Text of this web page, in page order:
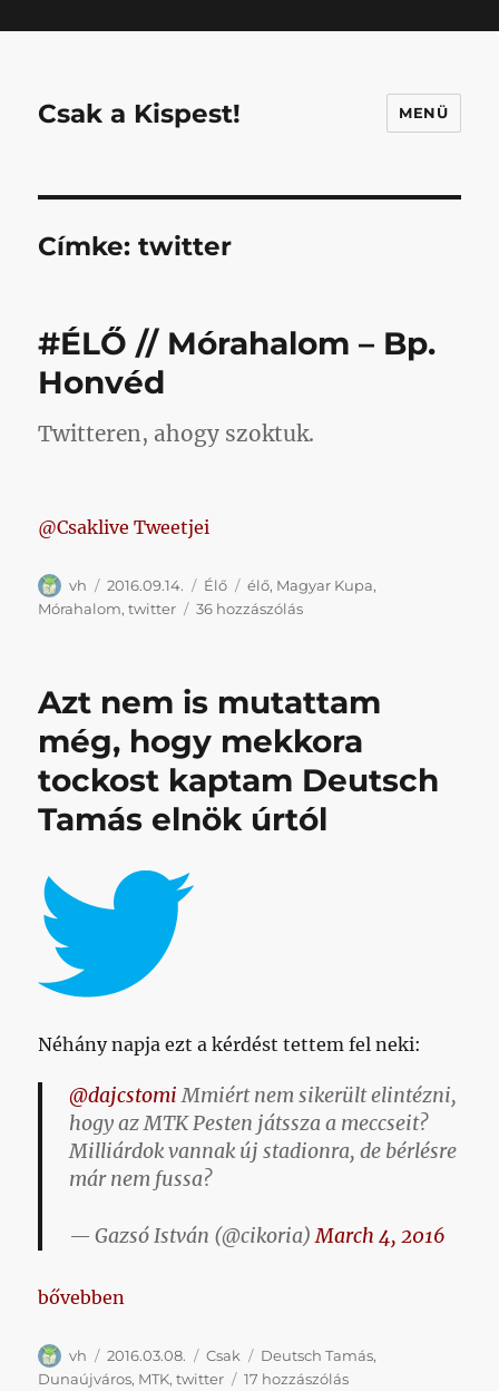
Csak a Kispest! MENÜ
Címke:twitter
#ÉLŐ // Mórahalom – Bp.
Honvéd
Twitteren, ahogy szoktuk.
@Csaklive Tweetjei
Szerző
vh Közzétéve
2016.09.14. Kategória
Élő Címke
élő, Magyar Kupa,
Mórahalom,twitter 36 hozzászólás#ÉLŐ
Bp.
című
bejegyzéshez
Azt nem is mutattam
még, hogy mekkora
tockost kaptam Deutsch
Tamás elnök úrtól
Néhány napja ezt a kérdést tettem fel neki:
@dajcstomiMmiért nem sikerült elintézni,
hogy az MTK Pesten játssza a meccseit?
Milliárdok vannak új stadionra, de bérlésre
már nem fussa?
— Gazsó István (@cikoria)March 4, 2016
„Azt nem is mutattam még, hogy mekkora tockost
bővebben
Szerző
vh Közzétéve
2016.03.08. Kategória
Csak Címke
Deutsch Tamás,
Dunaújváros, MTK,twitter 17 hozzászólásAzt